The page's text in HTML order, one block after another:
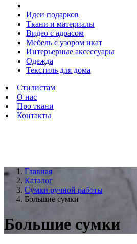
Идеи подарков
Ткани и материалы
Видео с адрасом
Мебель с узором икат
Интерьерные аксессуары
Одежда
Текстиль для дома
Стилистам
О нас
Про ткани
Контакты
Главная
Каталог
Сумки ручной работы
Большие сумки
Большие сумки